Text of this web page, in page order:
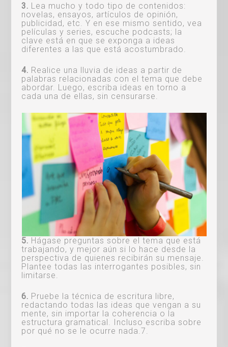
3. Lea mucho y todo tipo de contenidos:
novelas, ensayos, artículos de opinión,
publicidad, etc. Y en ese mismo sentido, vea
películas y series, escuche podcasts; la
clave está en que se exponga a ideas
diferentes a las que está acostumbrado.
4. Realice una lluvia de ideas a partir de
palabras relacionadas con el tema que debe
abordar. Luego, escriba ideas en torno a
cada una de ellas, sin censurarse.
5. Hágase preguntas sobre el tema que está
trabajando, y mejor aún si lo hace desde la
perspectiva de quienes recibirán su mensaje.
Plantee todas las interrogantes posibles, sin
limitarse.
6. Pruebe la técnica de escritura libre,
redactando todas las ideas que vengan a su
mente, sin importar la coherencia o la
estructura gramatical. Incluso escriba sobre
por qué no se le ocurre nada.7.